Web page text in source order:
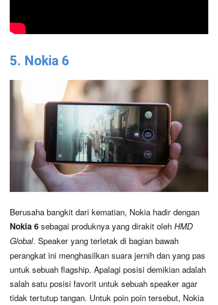
5. Nokia 6
Berusaha bangkit dari kematian, Nokia hadir dengan
Nokia 6 sebagai produknya yang dirakit oleh HMD
Global. Speaker yang terletak di bagian bawah
perangkat ini menghasilkan suara jernih dan yang pas
untuk sebuah flagship. Apalagi posisi demikian adalah
salah satu posisi favorit untuk sebuah speaker agar
tidak tertutup tangan. Untuk poin poin tersebut, Nokia